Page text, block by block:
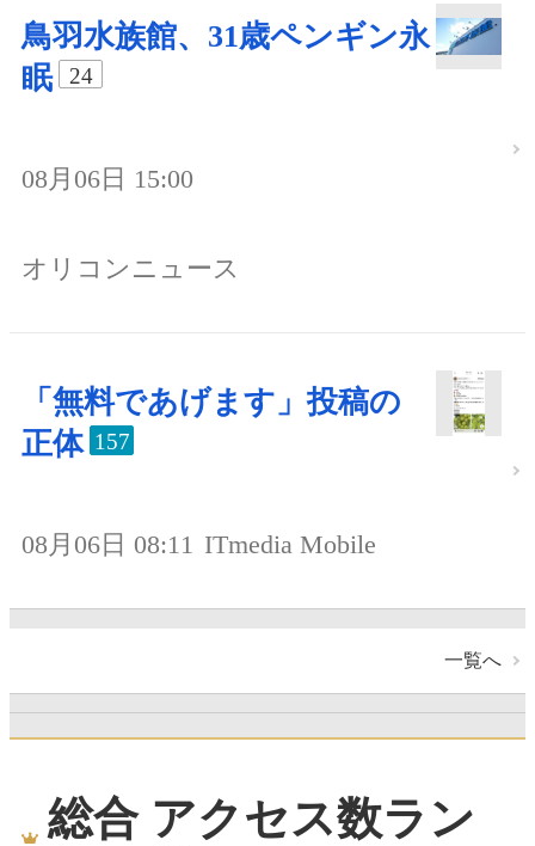
鳥羽水族館、31歳ペンギン永
眠
24
08月06日 15:00
オリコンニュース
「無料であげます」投稿の
正体 157
08月06日 08:11 ITmedia Mobile
一覧へ
総合 アクセス数ラン